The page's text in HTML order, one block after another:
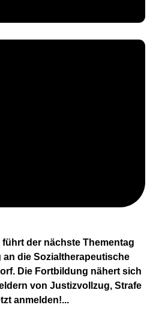
der nächste Thementag
die Sozialtherapeutische
Die Fortbildung nähert sich
von Justizvollzug, Strafe
anmelden!...